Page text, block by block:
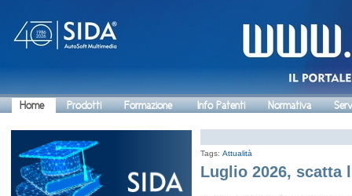
Home Prodotti Formazione Info Patenti Normativa
Tags: Attualità
Luglio 2026, scatta